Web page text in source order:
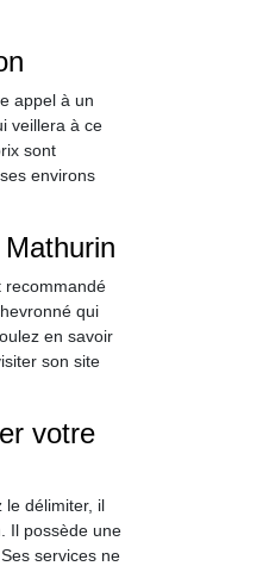
appel à un
veillera à ce
sont
environs
recommandé
qui
en savoir
son site
votre
le délimiter, il
Il possède une
services ne